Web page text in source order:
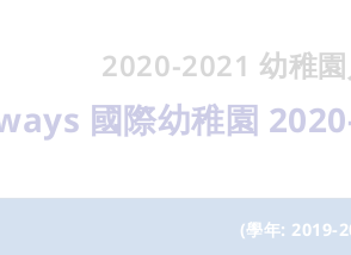
2020-2021 幼稚
國際幼稚園
(學年: 2019-